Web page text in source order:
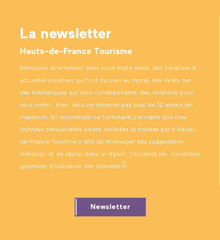
La newsletter
Hauts-de-France Tourisme
Retrouvez directement dans votre boîte mails, des initiatives &
actualités positives qui font du bien au moral, des livrets sur
des thématiques qui vous correspondent, des solutions pour
vous sentir… bien. Vous ne recevrez pas plus de 12 emails/an
maximum. En soumettant ce formulaire, j’accepte que mes
données personnelles soient stockées et traitées par « Hauts-
de-France Tourisme » afin de m’envoyer des suggestions
d’évasion et de séjour dans la région ; j’accepte les conditions
générales d’utilisation des données .
Newsletter